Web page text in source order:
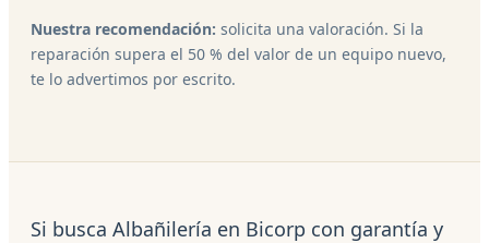
Nuestra recomendación: solicita una valoración. Si la
reparación supera el 50 % del valor de un equipo nuevo,
te lo advertimos por escrito.
Si busca Albañilería en Bicorp con garantía y